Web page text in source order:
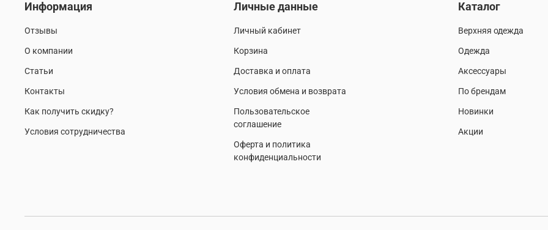
Информация
Отзывы
О компании
Статьи
Контакты
Как получить скидку?
Условия сотрудничества
Личные данные
Личный кабинет
Корзина
Доставка и оплата
Условия обмена и возврата
Пользовательское
соглашение
Оферта и политика
конфиденциальности
Каталог
Верхняя одежда
Одежда
Аксессуары
По брендам
Новинки
Акции